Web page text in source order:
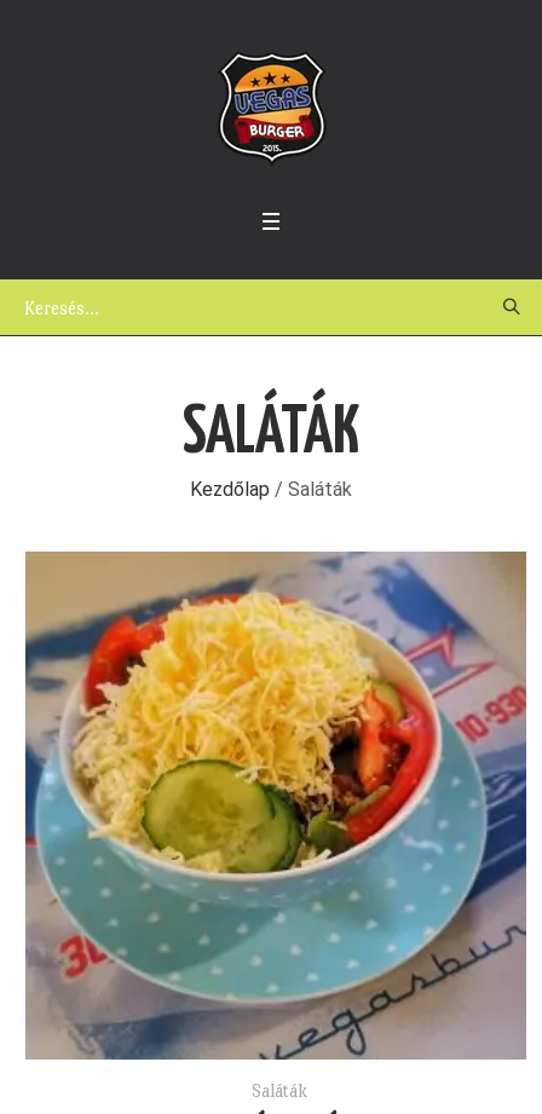
SALÁTÁK
Kezdőlap / Saláták
Saláták